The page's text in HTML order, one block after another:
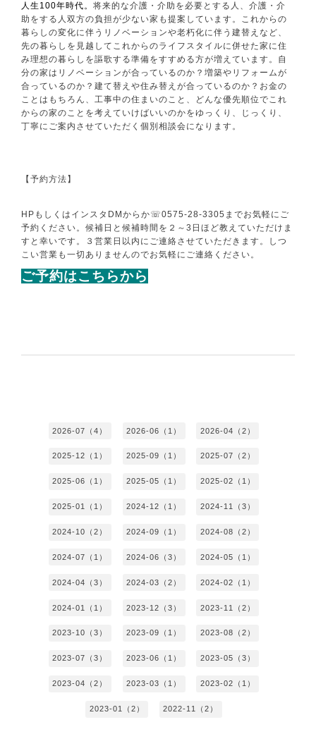
人生 100年時代。将来的な介護・介助を必要とする人、介護・介
助をする人双方の負担が少ない家も提案しています。これからの
暮らしの変化に伴うリノベーションや老朽化に伴う建替えなど、
先の暮らしを見越してこれからのライフスタイルに併せた家に住
み理想の暮らしを謳歌する準備をすすめる方が増えています。自
分の家はリノベーションが合っているのか？増築やリフォームが
合っているのか？建て替えや住み替えが合っているのか？お金の
ことはもちろん、工事中の住まいのこと、どんな優先順位でこれ
からの家のことを考えていけばいいのかをゆっくり、じっくり、
丁寧にご案内させていただく個別相談会になります。
【予約方法】
HP もしくはインスタ DMからか☏0575-28-3305 までお気軽にご
予約ください。候補日と候補時間を２～3 日ほど教えていただけま
すと幸いです。
３営業日以内にご連絡させていただきます。
しつ
こい営業も一切ありませんのでお気軽にご連絡ください。
ご予約はこちらから
2026-07（4） 2026-06（1） 2026-04（2）
2025-12（1） 2025-09（1） 2025-07（2）
2025-06（1） 2025-05（1） 2025-02（1）
2025-01（1） 2024-12（1） 2024-11（3）
2024-10（2） 2024-09（1） 2024-08（2）
2024-07（1） 2024-06（3） 2024-05（1）
2024-04（3） 2024-03（2） 2024-02（1）
2024-01（1） 2023-12（3） 2023-11（2）
2023-10（3） 2023-09（1） 2023-08（2）
2023-07（3） 2023-06（1） 2023-05（3）
2023-04（2） 2023-03（1） 2023-02（1）
2023-01（2） 2022-11（2）